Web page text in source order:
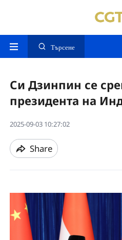
Търсене
Си Дзинпин се
президента на
2025-09-03 10:27:02
Share